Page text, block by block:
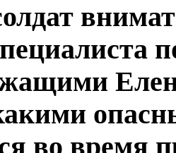
во время